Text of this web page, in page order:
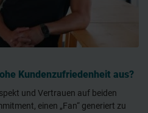
Kundenzufriedenheit aus?
und Vertrauen auf beiden
einen „Fan“ generiert zu